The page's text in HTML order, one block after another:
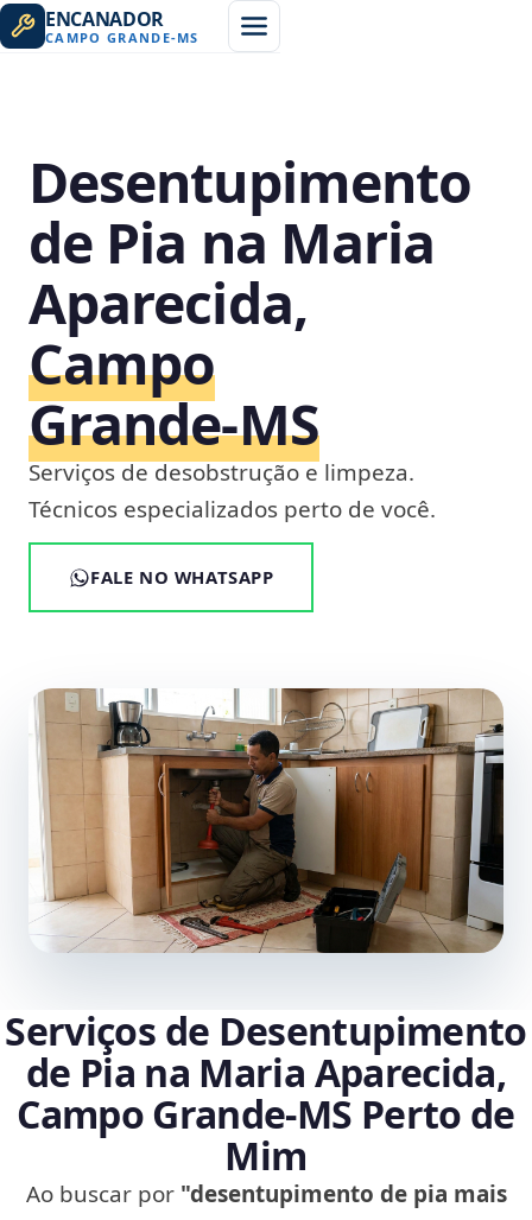
ENCANADOR
CAMPO GRANDE-MS
Desentupimento
de Pia na Maria
Aparecida,
Campo
Grande‑MS
Serviços de desobstrução e limpeza.
Técnicos especializados perto de você.
FALE NO WHATSAPP
Serviços de Desentupimento
de Pia na Maria Aparecida,
Campo Grande‑MS Perto de
Mim
Ao buscar por "desentupimento de pia mais